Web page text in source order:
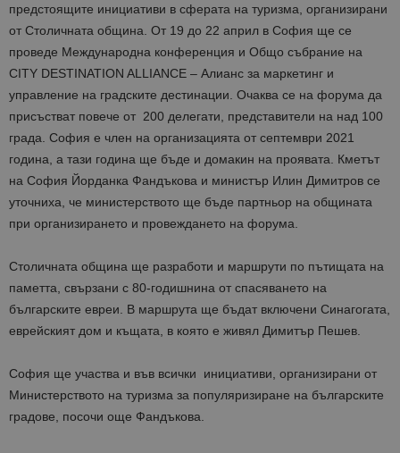
предстоящите инициативи в сферата на туризма, организирани
от Столичната община. От 19 до 22 април в София ще се
проведе Международна конференция и Общо събрание на
CITY DESTINATION ALLIANCE – Алианс за маркетинг и
управление на градските дестинации. Очаква се на форума да
присъстват повече от 200 делегати, представители на над 100
града. София е член на организацията от септември 2021
година, а тази година ще бъде и домакин на проявата. Кметът
на София Йорданка Фандъкова и министър Илин Димитров се
уточниха, че министерството ще бъде партньор на общината
при организирането и провеждането на форума.
Столичната община ще разработи и маршрути по пътищата на
паметта, свързани с 80-годишнина от спасяването на
българските евреи. В маршрута ще бъдат включени Синагогата,
еврейският дом и къщата, в която е живял Димитър Пешев.
София ще участва и във всички инициативи, организирани от
Министерството на туризма за популяризиране на българските
градове, посочи още Фандъкова.